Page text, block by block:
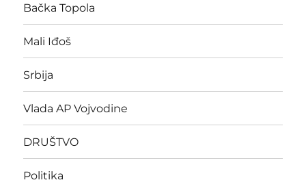
Bačka Topola
Mali Iđoš
Srbija
Vlada AP Vojvodine
DRUŠTVO
Politika